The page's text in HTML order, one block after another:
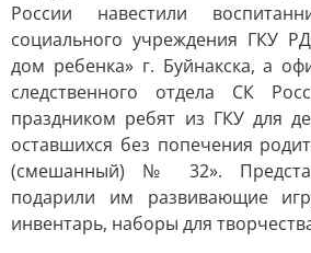
России навестили
социального учреждения ГКУ
дом ребенка» г. Буйнакска, а
следственного отдела СК
праздником ребят из ГКУ для
оставшихся без попечения
(смешанный) № 32».
подарили им развивающие
инвентарь, наборы для